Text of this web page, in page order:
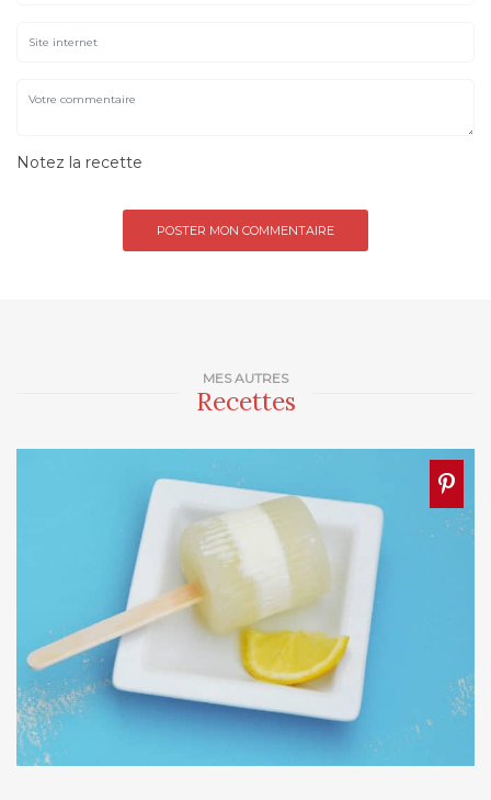
MES AUTRES
Recettes
Notez la recette